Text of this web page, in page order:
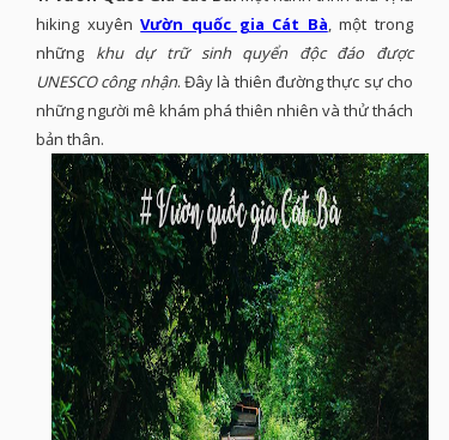
hiking xuyênVườn quốc gia Cát Bà, một trong
những khu dự trữ sinh quyển độc đáo được
UNESCO công nhận. Đây là thiên đường thực sự cho
những người mê khám phá thiên nhiên và thử thách
bản thân.